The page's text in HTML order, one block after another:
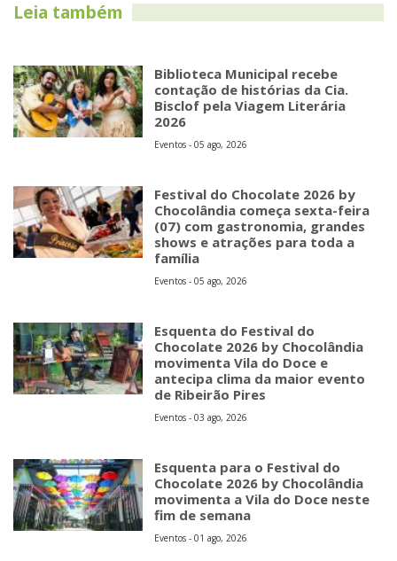
Leia também
Biblioteca Municipal recebe
contação de histórias da Cia.
Bisclof pela Viagem Literária
2026
Eventos - 05 ago, 2026
Festival do Chocolate 2026 by
Chocolândia começa sexta-feira
(07) com gastronomia, grandes
shows e atrações para toda a
família
Eventos - 05 ago, 2026
Esquenta do Festival do
Chocolate 2026 by Chocolândia
movimenta Vila do Doce e
antecipa clima da maior evento
de Ribeirão Pires
Eventos - 03 ago, 2026
Esquenta para o Festival do
Chocolate 2026 by Chocolândia
movimenta a Vila do Doce neste
fim de semana
Eventos - 01 ago, 2026